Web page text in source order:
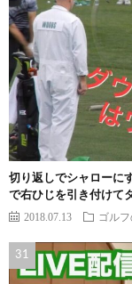
切り返しでシャローに
で右ひじを引き付けて
2018.07.13 ゴル